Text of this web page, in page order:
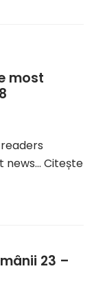
most
news… Citește
23 –